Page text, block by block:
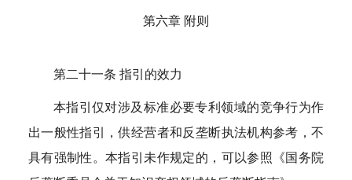
第六章 附则
第二十一条 指引的效力
本指引仅对涉及标准必要专利领域的竞争行为作
出一般性指引，供经营者和反垄断执法机构参考，不
具有强制性。本指引未作规定的，可以参照《国务院